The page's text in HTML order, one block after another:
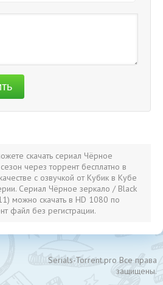
скачать сериал Чёрное
через торрент бесплатно в
с озвучкой от Кубик в Кубе
Сериал Чёрное зеркало / Black
можно скачать в HD 1080 по
файл без регистрации.
Serials-Torrent.pro Все права
защищены.